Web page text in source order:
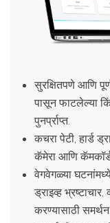
सुरक्षितपणे आणि
पासून फाटलेल्या
पुनर्प्राप्त.
कचरा पेटी, हार्ड
कॅमेरा आणि
वेगवेगळ्या
ड्राइव्ह
करण्यासाठी समर्थन.